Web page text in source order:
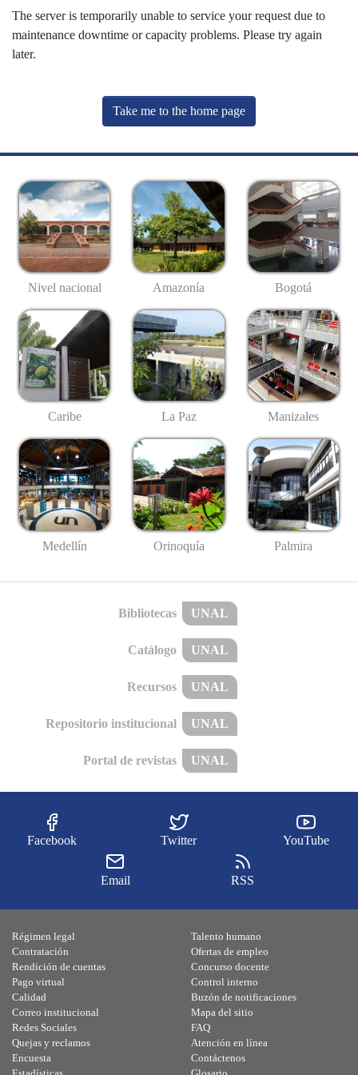
The server is temporarily unable to service your request due to
maintenance downtime or capacity problems. Please try again
later.
Take me to the home page
Nivel nacional Amazonía Bogotá
Caribe La Paz Manizales
Medellín Orinoquía Palmira
Bibliotecas UNAL
Catálogo UNAL
Recursos UNAL
Repositorio institucional UNAL
Portal de revistas UNAL
Facebook Twitter YouTube
Email RSS
Régimen legal
Contratación
Rendición de cuentas
Pago virtual
Calidad
Talento humano
Ofertas de empleo
Concurso docente
Control interno
Buzón de notificaciones
Correo institucional
Redes Sociales
Quejas y reclamos
Encuesta
Mapa del sitio
FAQ
Atención en línea
Contáctenos